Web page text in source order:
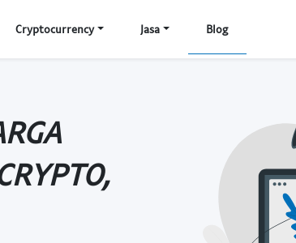
Cryptocurrency Jasa Blog